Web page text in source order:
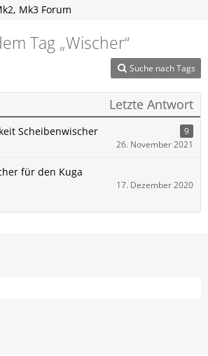
Mk3 Forum
Tag „Wischer“
Suche nach Tags
Letzte Antwort
Scheibenwischer
9
26. November 2021
für den Kuga
17. Dezember 2020